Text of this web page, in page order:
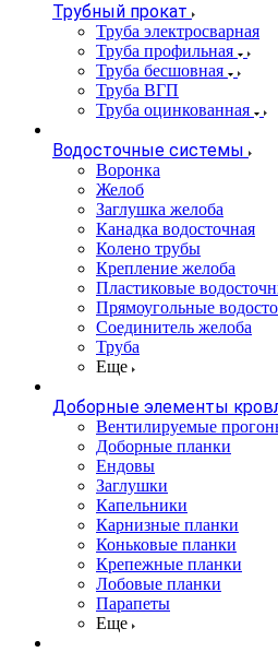
Трубный прокат
Труба электросварная
Труба профильная
Труба бесшовная
Труба ВГП
Труба оцинкованная
Водосточные системы
Воронка
Желоб
Заглушка желоба
Канадка водосточная
Колено трубы
Крепление желоба
Пластиковые
Прямоугольные
Соединитель желоба
Труба
Еще
Доборные элементы
Вентилируемые
Доборные планки
Ендовы
Заглушки
Капельники
Карнизные планки
Коньковые планки
Крепежные планки
Лобовые планки
Парапеты
Еще